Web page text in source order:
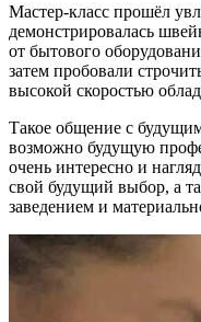
Мастер-класс прошёл
демонстрировалась
от бытового
затем пробовали
высокой скоростью
Такое общение с
возможно будущую
очень интересно и
свой будущий выбор, а
заведением и